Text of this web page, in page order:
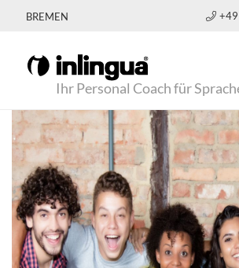
BREMEN
Ihr Personal Coach für